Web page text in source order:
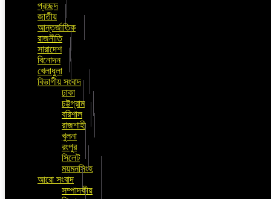
প্রচ্ছদ
জাতীয়
আন্তর্জাতিক
রাজনীতি
সারাদেশ
বিনোদন
খেলাধুলা
বিভাগীয় সংবাদ
ঢাকা
চট্টগ্রাম
বরিশাল
রাজশাহী
খুলনা
রংপুর
সিলেট
ময়মনসিংহ
আরো সংবাদ
সম্পাদকীয়